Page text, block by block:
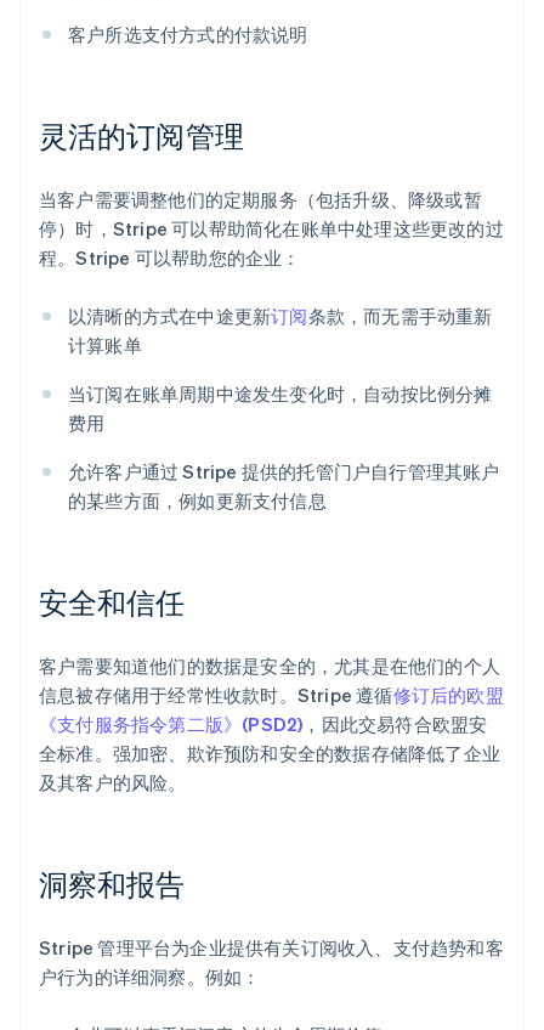
客户所选支付方式的付款说明
灵活的订阅管理
当客户需要调整他们的定期服务（包括升级、降级或暂
停）时，Stripe 可以帮助简化在账单中处理这些更改的过
程。Stripe 可以帮助您的企业：
以清晰的方式在中途更新订阅条款，而无需手动重新
计算账单
当订阅在账单周期中途发生变化时，自动按比例分摊
费用
允许客户通过 Stripe 提供的托管门户自行管理其账户
的某些方面，例如更新支付信息
安全和信任
客户需要知道他们的数据是安全的，尤其是在他们的个人
信息被存储用于经常性收款时。Stripe 遵循修订后的欧盟
《支付服务指令第二版》(PSD2) ，因此交易符合欧盟安
全标准。强加密、欺诈预防和安全的数据存储降低了企业
及其客户的风险。
洞察和报告
Stripe 管理平台为企业提供有关订阅收入、支付趋势和客
户行为的详细洞察。例如：
阿联酋
爱尔兰
English
爱沙尼亚